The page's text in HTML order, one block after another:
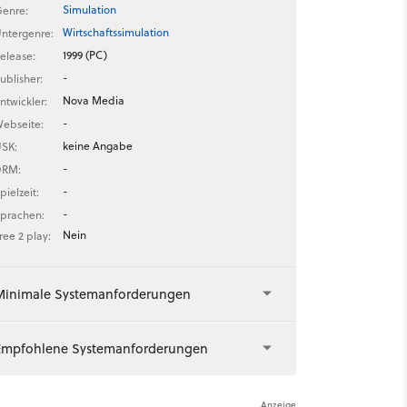
Simulation
Wirtschaftssimulation
1999 (PC)
-
Nova Media
-
keine Angabe
-
-
-
2 play:
Nein
Systemanforderungen
Systemanforderungen